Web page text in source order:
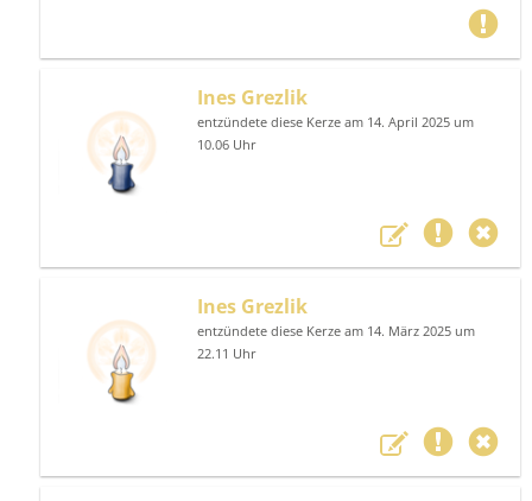
Ines Grezlik
entzündete diese Kerze am 14. April 2025 um
10.06 Uhr
Ines Grezlik
entzündete diese Kerze am 14. März 2025 um
22.11 Uhr